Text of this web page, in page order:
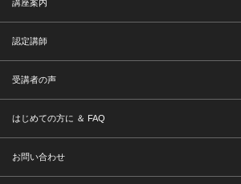
講座案内
認定講師
受講者の声
はじめての方に ＆ FAQ
お問い合わせ